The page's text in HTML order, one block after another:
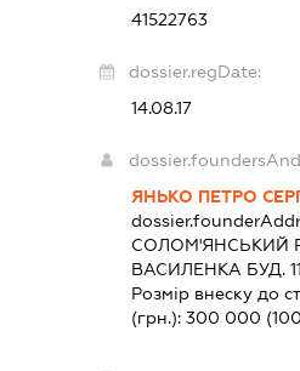
41522763
dossier.regDate:
14.08.17
ЯНЬКО ПЕТРО
СОЛОМ'ЯНСЬКИЙ
ВАСИЛЕНКА БУД. 11
Розмір внеску до
(грн.):300 000